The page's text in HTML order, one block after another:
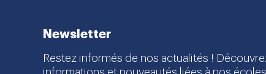
Restez informés de nos actualités !